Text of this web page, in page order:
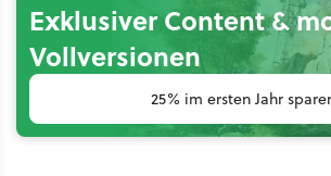
Exklusiver Content &
Vollversionen
25% im ersten Jahr